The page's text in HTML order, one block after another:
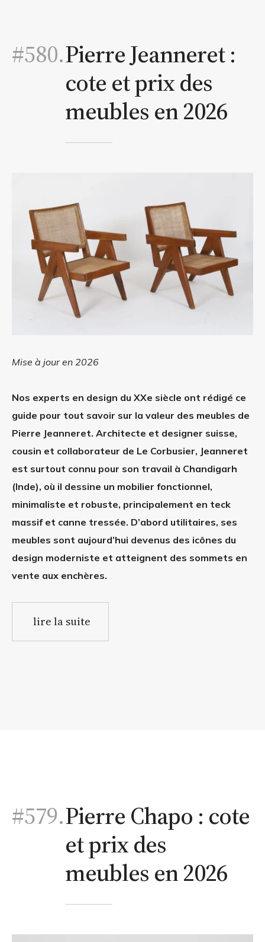
#580.Pierre Jeanneret :
cote et prix des
meubles en 2026
Mise à jour en 2026
Nos experts en design du XXe siècle ont rédigé ce
guide pour tout savoir sur la valeur des meubles de
Pierre Jeanneret. Architecte et designer suisse,
cousin et collaborateur de Le Corbusier, Jeanneret
est surtout connu pour son travail à Chandigarh
(Inde), où il dessine un mobilier fonctionnel,
minimaliste et robuste, principalement en teck
massif et canne tressée. D’abord utilitaires, ses
meubles sont aujourd’hui devenus des icônes du
design moderniste et atteignent des sommets en
vente aux enchères.
lire la suite
#579.Pierre Chapo : cote
et prix des
meubles en 2026